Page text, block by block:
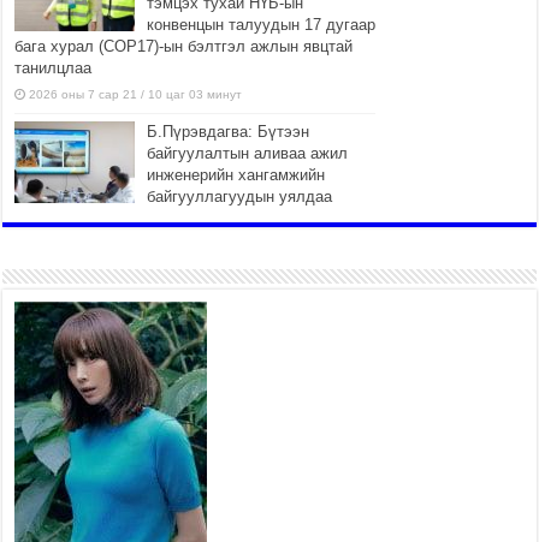
конвенцын талуудын 17 дугаар
бага хурал (СОР17)-ын бэлтгэл ажлын явцтай
танилцлаа
2026 оны 7 сар 21 / 10 цаг 03 минут
Б.Пүрэвдагва: Бүтээн
байгуулалтын аливаа ажил
инженерийн хангамжийн
байгууллагуудын уялдаа
холбоогүйгээс саатах ёсгүй
“Сэлбэ 20 минутын хот”
төслийн анхны 12 давхар
барилгын үндсэн карказ,
цутгалтын ажил дууслаа
2026 оны 7 сар 20 / 17 цаг 17 минут
Мопед, скүүтер, тэдгээртэй
адилтгах үзүүлэлт бүхий
тээврийн хэрэгсэлтэй
холбоотой нийслэлийн засаг
дарга захирамж гаргалаа
2026 оны 7 сар 20 / 17 цаг 11 минут